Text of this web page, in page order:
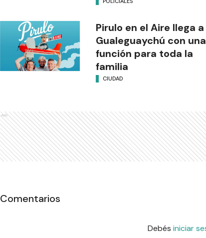
Pirulo en el Aire llega a
Gualeguaychú con una
función para toda la
familia
CIUDAD
Ads
Comentarios
Debés iniciar